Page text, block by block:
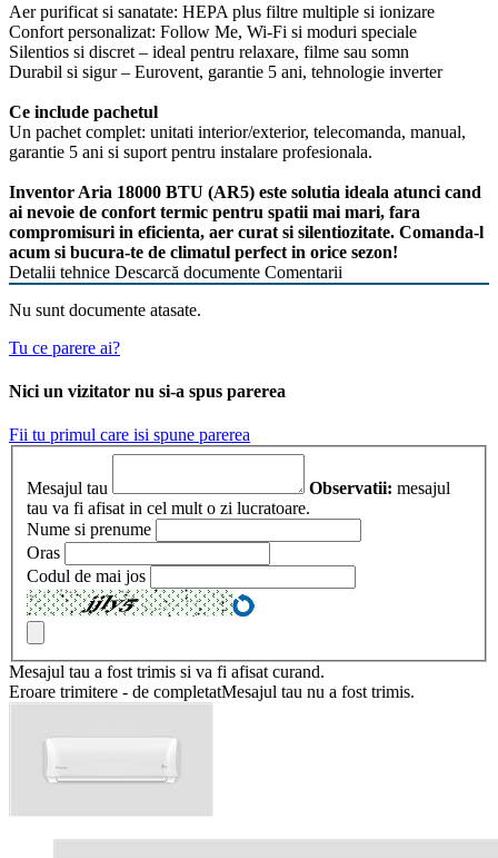
Aer purificat si sanatate: HEPA plus filtre multiple si ionizare
Confort personalizat: Follow Me, Wi-Fi si moduri speciale
Silentios si discret – ideal pentru relaxare, filme sau somn
Durabil si sigur – Eurovent, garantie 5 ani, tehnologie inverter
Ce include pachetul
Un pachet complet: unitati interior/exterior, telecomanda, manual,
garantie 5 ani si suport pentru instalare profesionala.
Inventor Aria 18000 BTU (AR5) este solutia ideala atunci cand
ai nevoie de confort termic pentru spatii mai mari, fara
compromisuri in eficienta, aer curat si silentiozitate. Comanda-l
acum si bucura-te de climatul perfect in orice sezon!
Detalii tehnice Descarcă documente Comentarii
Nu sunt documente atasate.
Tu ce parere ai?
Nici un vizitator nu si-a spus parerea
Fii tu primul care isi spune parerea
Mesajul tau Observatii: mesajul
tau va fi afisat in cel mult o zi lucratoare.
Nume si prenume
Oras
Codul de mai jos
Mesajul tau a fost trimis si va fi afisat curand.
Eroare trimitere - de completatMesajul tau nu a fost trimis.